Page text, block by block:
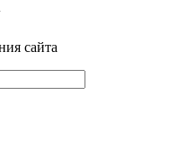
сайта